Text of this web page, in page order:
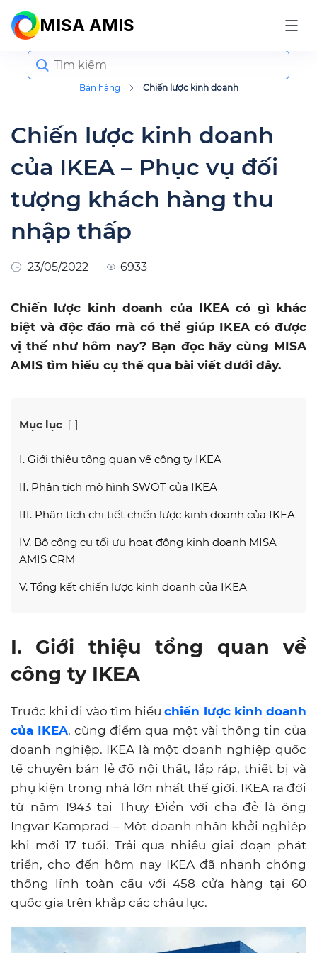
MISA AMIS
Bán hàng Chiến lược kinh doanh
Search
for:
Chiến lược kinh doanh
của IKEA – Phục vụ đối
tượng khách hàng thu
nhập thấp
23/05/2022 6933
Chiến lược kinh doanh của IKEA có gì khác
biệt và độc đáo mà có thể giúp IKEA có được
vị thế như hôm nay? Bạn đọc hãy cùng MISA
AMIS tìm hiểu cụ thể qua bài viết dưới đây.
Mục lục
I. Giới thiệu tổng quan về công ty IKEA
II. Phân tích mô hình SWOT của IKEA
III. Phân tích chi tiết chiến lược kinh doanh của IKEA
IV. Bộ công cụ tối ưu hoạt động kinh doanh MISA
AMIS CRM
V. Tổng kết chiến lược kinh doanh của IKEA
I. Giới thiệu tổng quan về
công ty IKEA
Trước khi đi vào tìm hiểuchiến lược kinh doanh
của IKEA, cùng điểm qua một vài thông tin của
doanh nghiệp. IKEA là một doanh nghiệp quốc
tế chuyên bán lẻ đồ nội thất, lắp ráp, thiết bị và
phụ kiện trong nhà lớn nhất thế giới. IKEA ra đời
từ năm 1943 tại Thụy Điển với cha đẻ là ông
Ingvar Kamprad – Một doanh nhân khởi nghiệp
khi mới 17 tuổi. Trải qua nhiều giai đoạn phát
triển, cho đến hôm nay IKEA đã nhanh chóng
thống lĩnh toàn cầu với 458 cửa hàng tại 60
quốc gia trên khắp các châu lục.